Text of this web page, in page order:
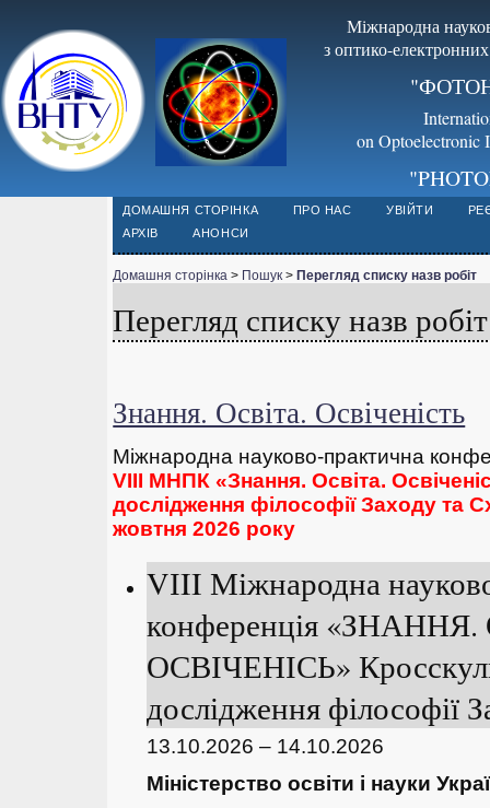
Міжнародна
з оптико-
on Optoelectronic
ДОМАШНЯ СТОРІНКА ПРО НАС УВІЙТИ
АРХІВ
АНОНСИ
Домашня сторінка > Пошук > Перегляд списку назв робіт
Перегляд списку назв робіт
Знання. Освіта. Освіченість
Міжнародна науково-практична
VIII МНПК «Знання. Освіта.
дослідження філософії Заходу та
жовтня 2026 року
VІII Міжнародна
конференція
ОСВІЧЕНІСЬ»
дослідження філософії
13.10.2026 – 14.10.2026
Міністерство освіти і науки